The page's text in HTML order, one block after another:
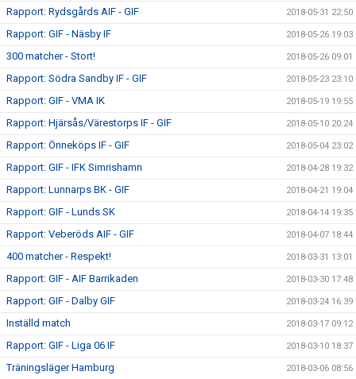
Rapport: Rydsgårds AIF - GIF 2018-05-31 22:50
Rapport: GIF - Näsby IF 2018-05-26 19:03
300 matcher - Stort! 2018-05-26 09:01
Rapport: Södra Sandby IF - GIF 2018-05-23 23:10
Rapport: GIF - VMA IK 2018-05-19 19:55
Rapport: Hjärsås/Värestorps IF - GIF 2018-05-10 20:24
Rapport: Önneköps IF - GIF 2018-05-04 23:02
Rapport: GIF - IFK Simrishamn 2018-04-28 19:32
Rapport: Lunnarps BK - GIF 2018-04-21 19:04
Rapport: GIF - Lunds SK 2018-04-14 19:35
Rapport: Veberöds AIF - GIF 2018-04-07 18:44
400 matcher - Respekt! 2018-03-31 13:01
Rapport: GIF - AIF Barrikaden 2018-03-30 17:48
Rapport: GIF - Dalby GIF 2018-03-24 16:39
Inställd match 2018-03-17 09:12
Rapport: GIF - Liga 06 IF 2018-03-10 18:37
Träningsläger Hamburg 2018-03-06 08:56